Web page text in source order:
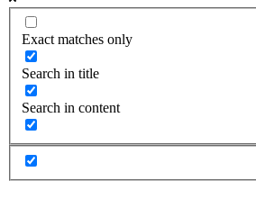
Exact matches only
Search in title
Search in content